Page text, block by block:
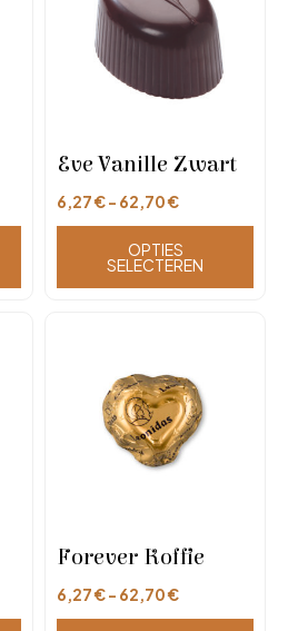
Eve Vanille Zwart
6,27€- 62,70€
OPTIES
SELECTEREN
Forever Koffie
6,27€- 62,70€